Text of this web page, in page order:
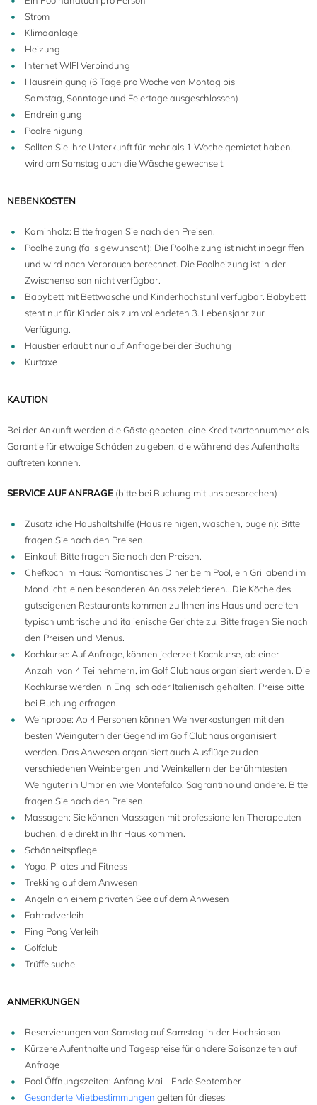
Strom
Klimaanlage
Heizung
Internet WIFI Verbindung
Hausreinigung (6 Tage pro Woche von Montag bis
Samstag, Sonntage und Feiertage ausgeschlossen)
Endreinigung
Poolreinigung
Sollten Sie Ihre Unterkunft für mehr als 1 Woche gemietet haben,
wird am Samstag auch die Wäsche gewechselt.
NEBENKOSTEN
Kaminholz: Bitte fragen Sie nach den Preisen.
Poolheizung (falls gewünscht): Die Poolheizung ist nicht inbegriffen
und wird nach Verbrauch berechnet. Die Poolheizung ist in der
Zwischensaison nicht verfügbar.
Babybett mit Bettwäsche und Kinderhochstuhl verfügbar. Babybett
steht nur für Kinder bis zum vollendeten 3. Lebensjahr zur
Verfügung.
Haustier erlaubt nur auf Anfrage bei der Buchung
Kurtaxe
KAUTION
Bei der Ankunft werden die Gäste gebeten, eine Kreditkartennummer als
Garantie für etwaige Schäden zu geben, die während des Aufenthalts
auftreten können.
SERVICE AUF ANFRAGE (bitte bei Buchung mit uns besprechen)
Zusätzliche Haushaltshilfe (Haus reinigen, waschen, bügeln): Bitte
fragen Sie nach den Preisen.
Einkauf: Bitte fragen Sie nach den Preisen.
Chefkoch im Haus: Romantisches Diner beim Pool, ein Grillabend im
Mondlicht, einen besonderen Anlass zelebrieren…Die Köche des
gutseigenen Restaurants kommen zu Ihnen ins Haus und bereiten
typisch umbrische und italienische Gerichte zu. Bitte fragen Sie nach
den Preisen und Menus.
Kochkurse: Auf Anfrage, können jederzeit Kochkurse, ab einer
Anzahl von 4 Teilnehmern, im Golf Clubhaus organisiert werden. Die
Kochkurse werden in Englisch oder Italienisch gehalten. Preise bitte
bei Buchung erfragen.
Weinprobe: Ab 4 Personen können Weinverkostungen mit den
besten Weingütern der Gegend im Golf Clubhaus organisiert
werden. Das Anwesen organisiert auch Ausflüge zu den
verschiedenen Weinbergen und Weinkellern der berühmtesten
Weingüter in Umbrien wie Montefalco, Sagrantino und andere. Bitte
fragen Sie nach den Preisen.
Massagen: Sie können Massagen mit professionellen Therapeuten
buchen, die direkt in Ihr Haus kommen.
Schönheitspflege
Yoga, Pilates und Fitness
Trekking auf dem Anwesen
Angeln an einem privaten See auf dem Anwesen
Fahradverleih
Ping Pong Verleih
Golfclub
Trüffelsuche
ANMERKUNGEN
Reservierungen von Samstag auf Samstag in der Hochsiason
Kürzere Aufenthalte und Tagespreise für andere Saisonzeiten auf
Anfrage
Pool Öffnungszeiten: Anfang Mai - Ende September
Gesonderte Mietbestimmungen gelten für dieses